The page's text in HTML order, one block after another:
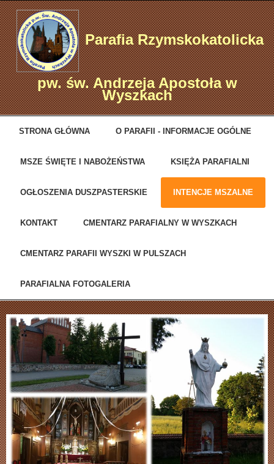
Parafia Rzymskokatolicka
pw. św. Andrzeja Apostoła w
Wyszkach
STRONA GŁÓWNA O PARAFII - INFORMACJE OGÓLNE
MSZE ŚWIĘTE I NABOŻEŃSTWA KSIĘŻA PARAFIALNI
OGŁOSZENIA DUSZPASTERSKIE INTENCJE MSZALNE
KONTAKT CMENTARZ PARAFIALNY W WYSZKACH
CMENTARZ PARAFII WYSZKI W PULSZACH
PARAFIALNA FOTOGALERIA